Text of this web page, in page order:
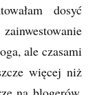
dosyć
ale czasami
więcej niż